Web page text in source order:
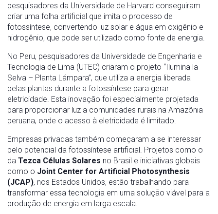
pesquisadores da Universidade de Harvard conseguiram
criar uma folha artificial que imita o processo de
fotossíntese, convertendo luz solar e água em oxigênio e
hidrogênio, que pode ser utilizado como fonte de energia.
No Peru, pesquisadores da Universidade de Engenharia e
Tecnologia de Lima (UTEC) criaram o projeto “Ilumina la
Selva – Planta Lámpara”, que utiliza a energia liberada
pelas plantas durante a fotossíntese para gerar
eletricidade. Esta inovação foi especialmente projetada
para proporcionar luz a comunidades rurais na Amazônia
peruana, onde o acesso à eletricidade é limitado.
Empresas privadas também começaram a se interessar
pelo potencial da fotossíntese artificial. Projetos como o
da Tezca Células Solares no Brasil e iniciativas globais
como o Joint Center for Artificial Photosynthesis
(JCAP), nos Estados Unidos, estão trabalhando para
transformar essa tecnologia em uma solução viável para a
produção de energia em larga escala.